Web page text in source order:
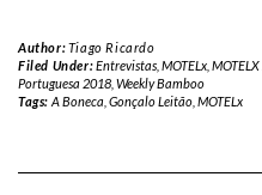
Author:Tiago Ricardo
Filed Under:Entrevistas, MOTELx,
Portuguesa 2018 Weekly Bamboo
Tags: A Boneca Gonçalo Leitão, MOTELx